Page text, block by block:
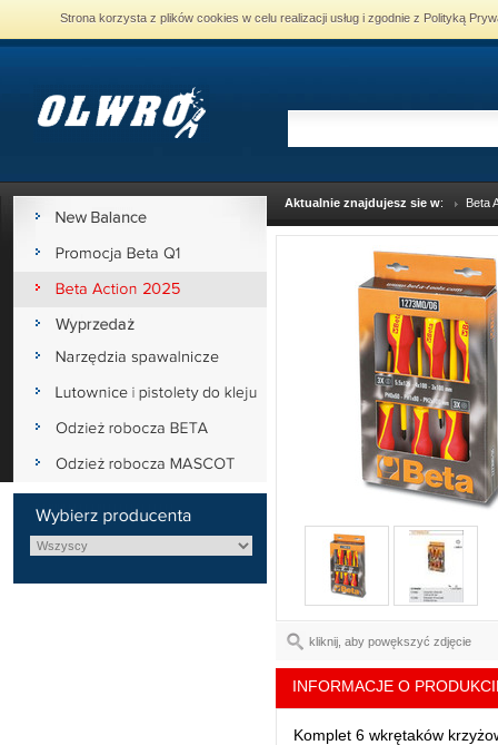
Strona korzysta z plików cookies w celu realizacji usług i zgodnie z Polityką
Aktualnie znajdujesz sie w: Beta
kliknij, aby powększyć zdjęcie
INFORMACJE O
Komplet 6 wkrętaków